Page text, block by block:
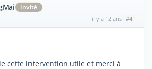
Invité
il y a 12 ans #4
cette intervention utile et merci à